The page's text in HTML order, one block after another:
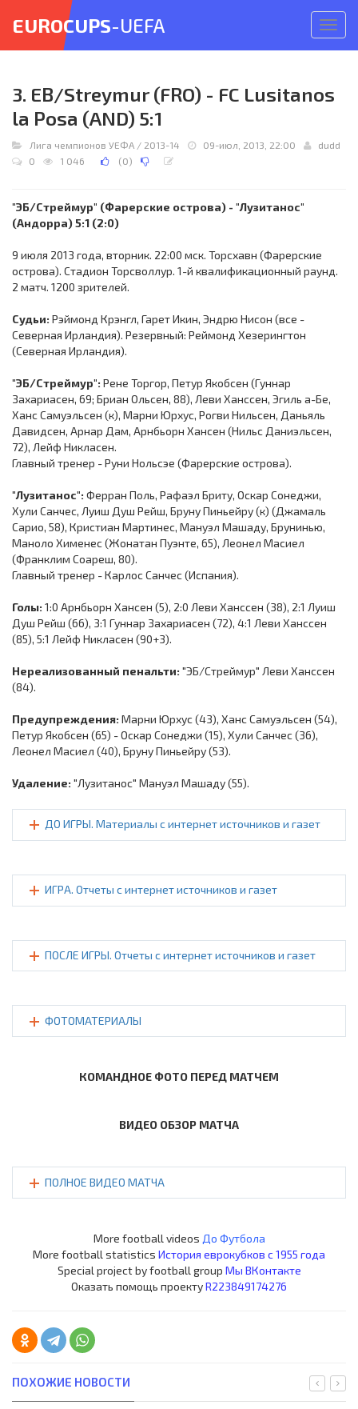
меню
EUROCUPS-UEFA
3. EB/Streymur (FRO) - FC Lusitanos
la Posa (AND) 5:1
Лига чемпионов УЕФА / 2013-14 09-июл, 2013, 22:00
dudd
0
1 046 (0)
"ЭБ/Стреймур" (Фарерские острова) - "Лузитанос"
(Андорра) 5:1 (2:0)
9 июля 2013 года, вторник. 22:00 мск. Торсхавн (Фарерские
острова). Стадион Торсволлур. 1-й квалификационный раунд.
2 матч. 1200 зрителей.
Судьи: Рэймонд Крэнгл, Гарет Икин, Эндрю Нисон (все -
Северная Ирландия). Резервный: Реймонд Хезерингтон
(Северная Ирландия).
"ЭБ/Стреймур": Рене Торгор, Петур Якобсен (Гуннар
Захариасен, 69; Бриан Ольсен, 88), Леви Ханссен, Эгиль а-Бе,
Ханс Самуэльсен (к), Марни Юрхус, Рогви Нильсен, Даньяль
Давидсен, Арнар Дам, Арнбьорн Хансен (Нильс Даниэльсен,
72), Лейф Никласен.
Главный тренер - Руни Нольсэе (Фарерские острова).
"Лузитанос": Ферран Поль, Рафаэл Бриту, Оскар Сонеджи,
Хули Санчес, Луиш Душ Рейш, Бруну Пиньейру (к) (Джамаль
Сарио, 58), Кристиан Мартинес, Мануэл Машаду, Брунинью,
Маноло Хименес (Жонатан Пуэнте, 65), Леонел Масиел
(Франклим Соареш, 80).
Главный тренер - Карлос Санчес (Испания).
Голы: 1:0 Арнбьорн Хансен (5), 2:0 Леви Ханссен (38), 2:1 Луиш
Душ Рейш (66), 3:1 Гуннар Захариасен (72), 4:1 Леви Ханссен
(85), 5:1 Лейф Никласен (90+3).
Нереализованный пенальти: "ЭБ/Стреймур" Леви Ханссен
(84).
Предупреждения: Марни Юрхус (43), Ханс Самуэльсен (54),
Петур Якобсен (65) - Оскар Сонеджи (15), Хули Санчес (36),
Леонел Масиел (40), Бруну Пиньейру (53).
Удаление: "Лузитанос" Мануэл Машаду (55).
ДО ИГРЫ. Материалы с интернет источников и газет
ИГРА. Отчеты с интернет источников и газет
ПОСЛЕ ИГРЫ. Отчеты с интернет источников и газет
ФОТОМАТЕРИАЛЫ
КОМАНДНОЕ ФОТО ПЕРЕД МАТЧЕМ
ВИДЕО ОБЗОР МАТЧА
ПОЛНОЕ ВИДЕО МАТЧА
More football videos До Футбола
More football statistics История еврокубков с 1955 года
Special project by football group Мы ВКонтакте
Оказать помощь проектуR223849174276
ПОХОЖИЕ НОВОСТИ